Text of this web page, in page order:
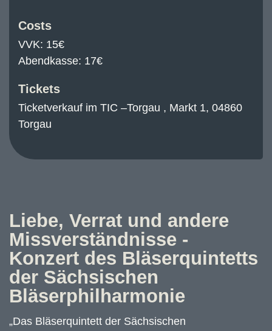
Costs
VVK: 15€
Abendkasse: 17€
Tickets
Ticketverkauf im TIC –Torgau , Markt 1, 04860
Torgau
Liebe, Verrat und andere
Missverständnisse -
Konzert des Bläserquintetts
der Sächsischen
Bläserphilharmonie
„Das Bläserquintett der Sächsischen